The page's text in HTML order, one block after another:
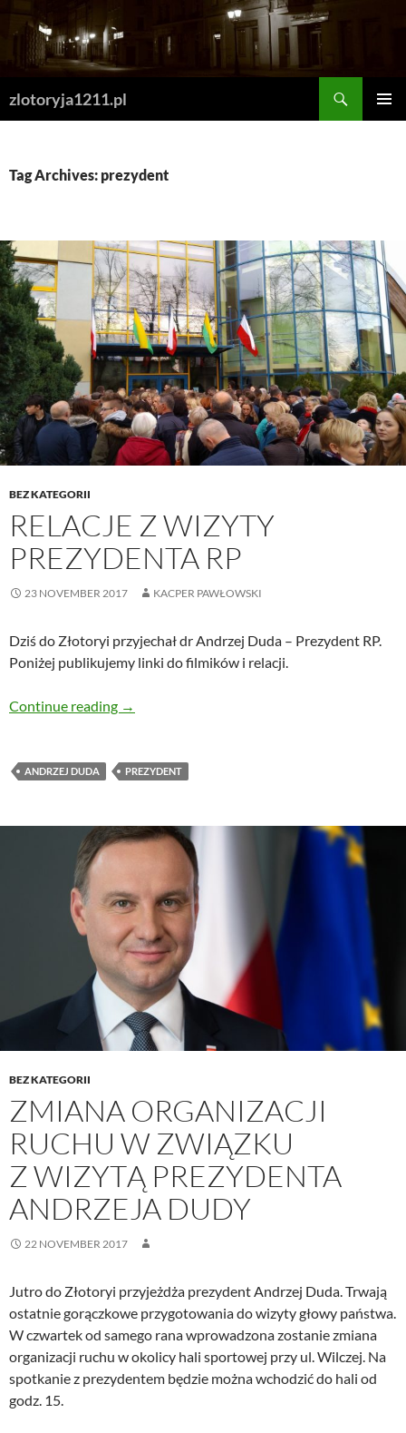
Skip
content
zlotoryja1211.pl
Tag Archives: prezydent
BEZ KATEGORII
RELACJE Z WIZYTY
PREZYDENTA RP
23 NOVEMBER 2017 KACPER PAWŁOWSKI
Dziś do Złotoryi przyjechał dr Andrzej Duda – Prezydent RP.
Poniżej publikujemy linki do filmików i relacji.
Continue reading Relacje z wizyty Prezydenta RP
→
ANDRZEJ DUDA PREZYDENT
BEZ KATEGORII
ZMIANA ORGANIZACJI
RUCHU W ZWIĄZKU
Z WIZYTĄ PREZYDENTA
ANDRZEJA DUDY
22 NOVEMBER 2017
Jutro do Złotoryi przyjeżdża prezydent Andrzej Duda. Trwają
ostatnie gorączkowe przygotowania do wizyty głowy państwa.
W czwartek od samego rana wprowadzona zostanie zmiana
organizacji ruchu w okolicy hali sportowej przy ul. Wilczej. Na
spotkanie z prezydentem będzie można wchodzić do hali od
godz. 15.